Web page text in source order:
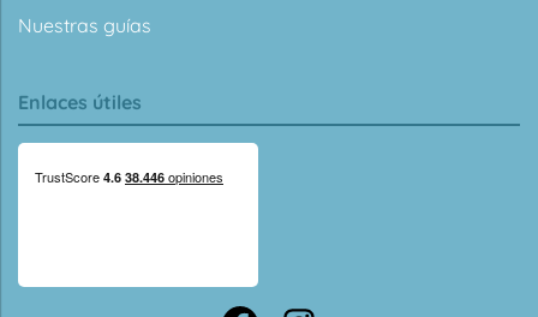
Nuestras guías
Enlaces útiles